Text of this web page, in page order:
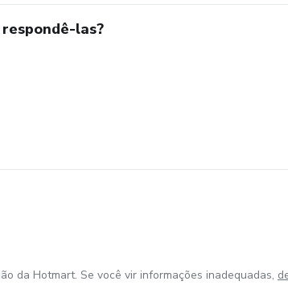
las?
da Hotmart. Se você vir informações inadequadas,